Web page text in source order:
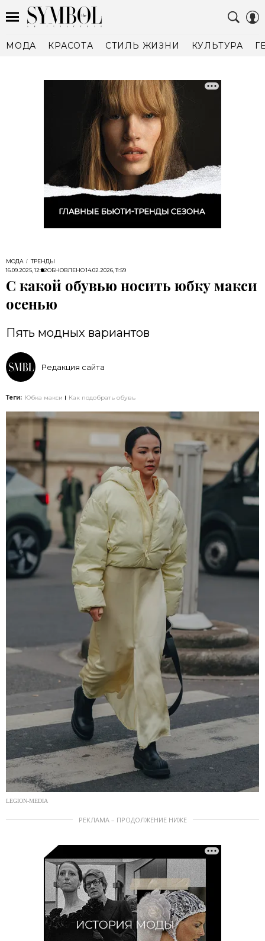
МОДА КРАСОТА СТИЛЬ ЖИЗНИ КУЛЬТУРА
МОДА
ТРЕНДЫ
16.09.2025, 12:02ОБНОВЛЕНО14.02.2026, 11:59
С какой обувью носить юбку макси
осенью
Пять модных вариантов
Редакция сайта
Теги: Юбка макси Как подобрать обувь
LEGION-MEDIA
РЕКЛАМА – ПРОДОЛЖЕНИЕ НИЖЕ